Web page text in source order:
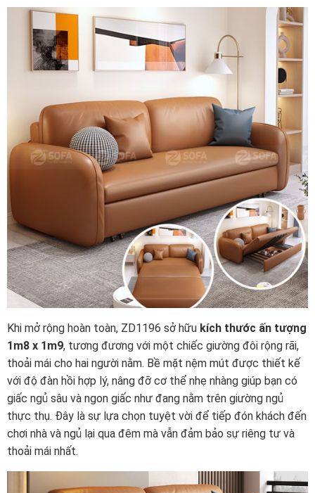
Khi mở rộng hoàn toàn, ZD1196 sở hữu kích thước ấn tượng
1m8 x 1m9, tương đương với một chiếc giường đôi rộng rãi,
thoải mái cho hai người nằm. Bề mặt nệm mút được thiết kế
với độ đàn hồi hợp lý, nâng đỡ cơ thể nhẹ nhàng giúp bạn có
giấc ngủ sâu và ngon giấc như đang nằm trên giường ngủ
thực thụ. Đây là sự lựa chọn tuyệt vời để tiếp đón khách đến
chơi nhà và ngủ lại qua đêm mà vẫn đảm bảo sự riêng tư và
thoải mái nhất.